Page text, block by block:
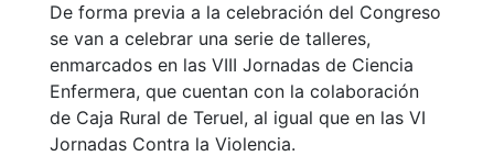
De forma previa a la celebración del Congreso
se van a celebrar una serie de talleres,
enmarcados en las VIII Jornadas de Ciencia
Enfermera, que cuentan con la colaboración
de Caja Rural de Teruel, al igual que en las VI
Jornadas Contra la Violencia.